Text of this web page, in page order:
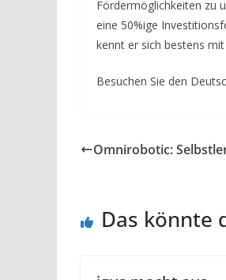
Fördermöglichkeiten zu
eine 50%ige
kennt er sich bestens
Besuchen Sie den
Omnirobotic:
Das könnte